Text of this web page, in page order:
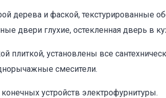
дерева и фаской, текстурированные
двери глухие, остекленная дверь в
плиткой, установлены все
смесители.
устройств электрофурнитуры.